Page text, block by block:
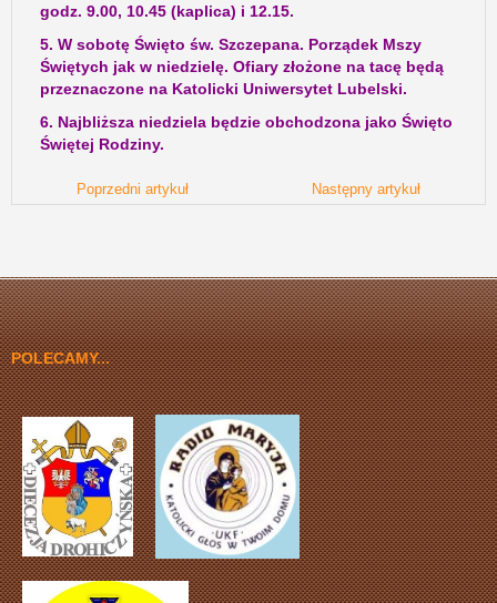
godz. 9.00, 10.45 (kaplica) i 12.15.
5. W sobotę Święto św. Szczepana. Porządek Mszy
Świętych jak w niedzielę. Ofiary złożone na tacę będą
przeznaczone na Katolicki Uniwersytet Lubelski.
6. Najbliższa niedziela będzie obchodzona jako Święto
Świętej Rodziny.
Poprzedni artykuł Następny artykuł
POLECAMY...